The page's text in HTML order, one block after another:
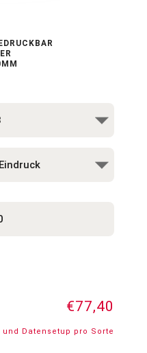
€77,40
Datensetup pro Sorte